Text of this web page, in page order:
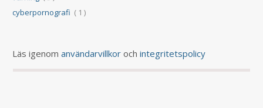
cyberpornografi ( 1 )
Läs igenomanvändarvillkor ochintegritetspolicy